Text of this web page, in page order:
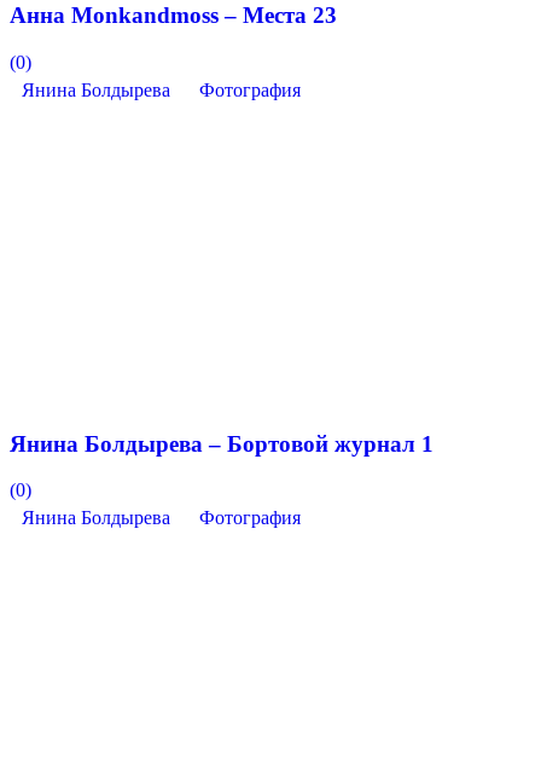
Анна Monkandmoss – Места 23
(0)
Янина Болдырева
Фотография
Янина Болдырева – Бортовой журнал 1
(0)
Янина Болдырева
Фотография